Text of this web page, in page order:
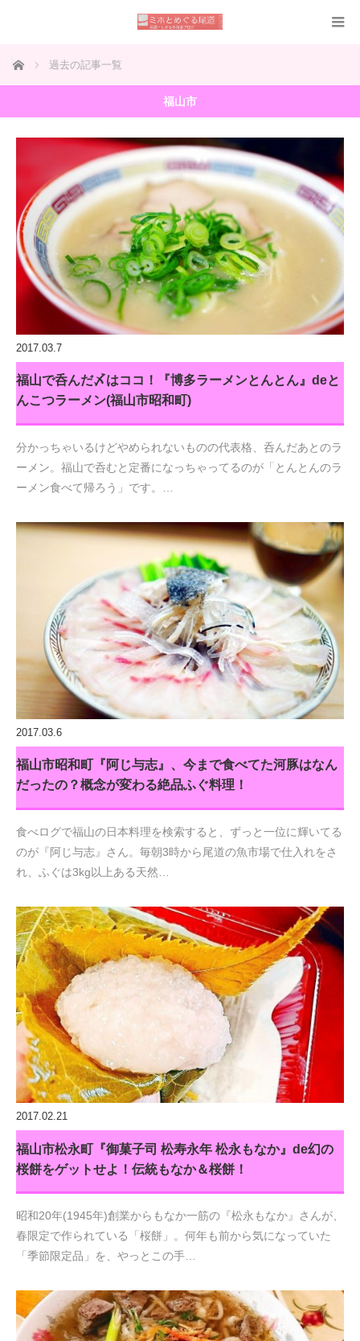
ホーム 過去の記事一覧
福山市
2017.03.7
福山で呑んだ〆はココ！『博多ラーメンとんとん』deと
んこつラーメン(福山市昭和町)
分かっちゃいるけどやめられないものの代表格、呑んだあとのラ
ーメン。福山で呑むと定番になっちゃってるのが「とんとんのラ
ーメン食べて帰ろう」です。…
2017.03.6
福山市昭和町『阿じ与志』、今まで食べてた河豚はなん
だったの？概念が変わる絶品ふぐ料理！
食べログで福山の日本料理を検索すると、ずっと一位に輝いてる
のが『阿じ与志』さん。毎朝3時から尾道の魚市場で仕入れをさ
れ、ふぐは3kg以上ある天然…
2017.02.21
福山市松永町『御菓子司 松寿永年 松永もなか』de幻の
桜餅をゲットせよ！伝統もなか＆桜餅！
昭和20年(1945年)創業からもなか一筋の『松永もなか』さんが、
春限定で作られている「桜餅」。何年も前から気になっていた
「季節限定品」を、やっとこの手…